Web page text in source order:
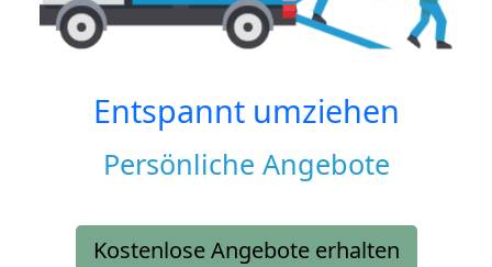
Entspannt umziehen
Persönliche Angebote
Kostenlose Angebote erhalten